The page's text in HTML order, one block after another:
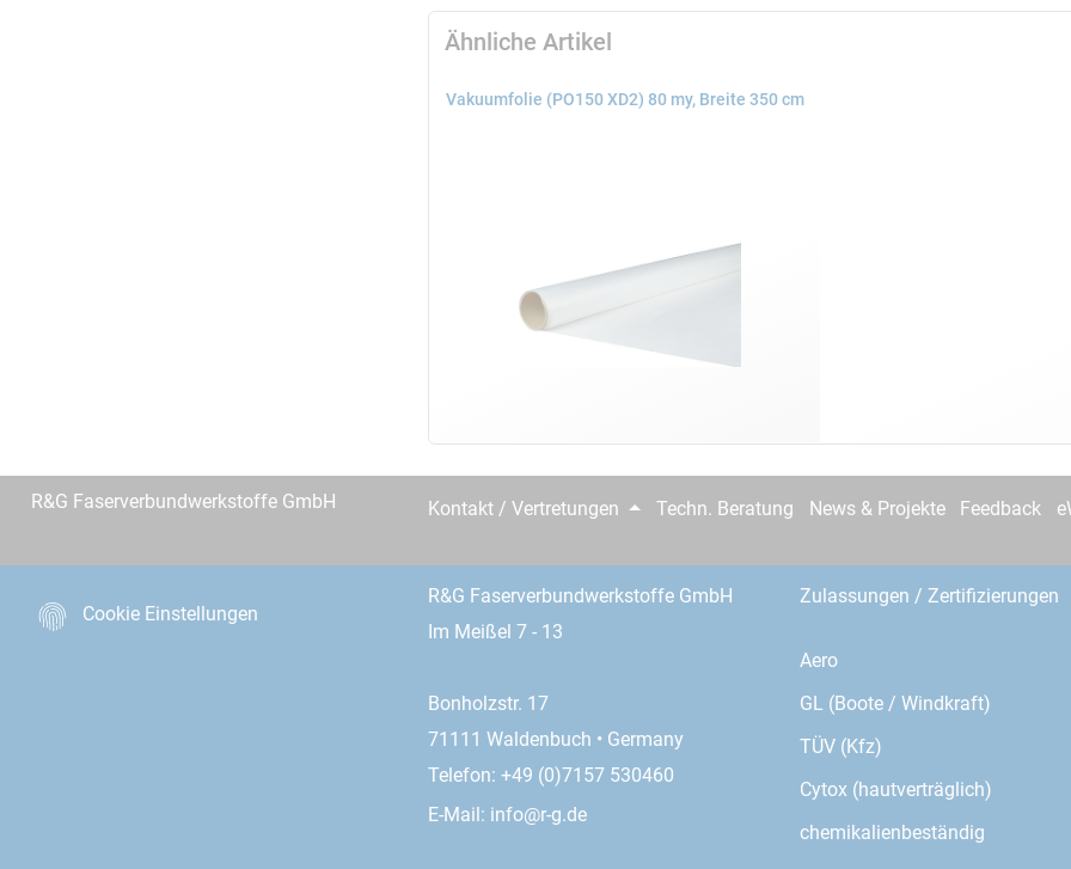
Ähnliche Artikel
Vakuumfolie (PO150 XD2) 80 my, Breite 350 cm
R&G Faserverbundwerkstoffe GmbH Kontakt / Vertretungen Techn. Beratung News & Projekte Feedback
Cookie Einstellungen
R&G Faserverbundwerkstoffe GmbH
Im Meißel 7 - 13
Bonholzstr. 17
71111 Waldenbuch • Germany
Telefon: +49 (0)7157 530460
E-Mail: info@r-g.de
Zulassungen / Zertifizierungen
Aero
GL (Boote / Windkraft)
TÜV (Kfz)
Cytox (hautverträglich)
chemikalienbeständig